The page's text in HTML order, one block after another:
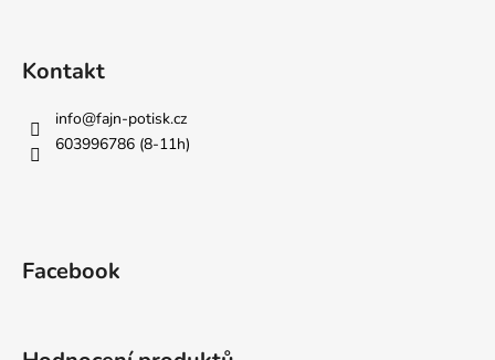
Kontakt
info@fajn-potisk.cz
603996786 (8-11h)
Facebook